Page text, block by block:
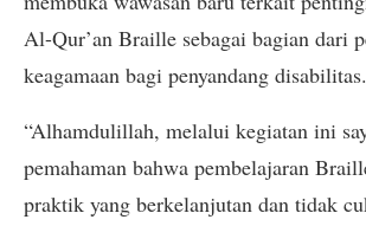
Al-Qur’an Braille sebagai bagian dari
keagamaan bagi penyandang disabilitas.
“Alhamdulillah, melalui kegiatan ini
pemahaman bahwa pembelajaran
praktik yang berkelanjutan dan tidak